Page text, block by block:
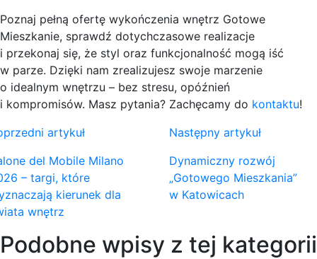
Poznaj pełną ofertę wykończenia wnętrz Gotowe
Mieszkanie, sprawdź dotychczasowe realizacje
i przekonaj się, że styl oraz funkcjonalność mogą iść
w parze. Dzięki nam zrealizujesz swoje marzenie
o idealnym wnętrzu – bez stresu, opóźnień
i kompromisów. Masz pytania? Zachęcamy do kontaktu!
artykuł
del Mobile Milano
– targi, które
kierunek dla
wnętrz
Następny artykuł
Dynamiczny rozwój
„Gotowego Mieszkania”
w Katowicach
Podobne wpisy z tej kategorii